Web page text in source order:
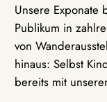
Unsere Exponate
Publikum in
von
hinaus: Selbst
bereits mit